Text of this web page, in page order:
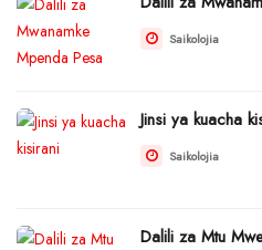
Saikolojia
Jinsi ya kuacha
Saikolojia
Dalili za Mtu